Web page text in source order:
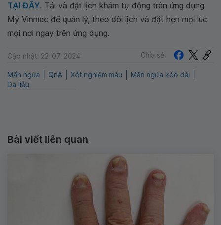
TẠI ĐÂY. Tải và đặt lịch khám tự động trên ứng dụng
My Vinmec để quản lý, theo dõi lịch và đặt hẹn mọi lúc
mọi nơi ngay trên ứng dụng.
Cập nhật: 22-07-2024 Chia sẻ
Mẩn ngứa QnA Xét nghiệm máu
Mẩn ngứa kéo dài
Da liễu
Bài viết liên quan